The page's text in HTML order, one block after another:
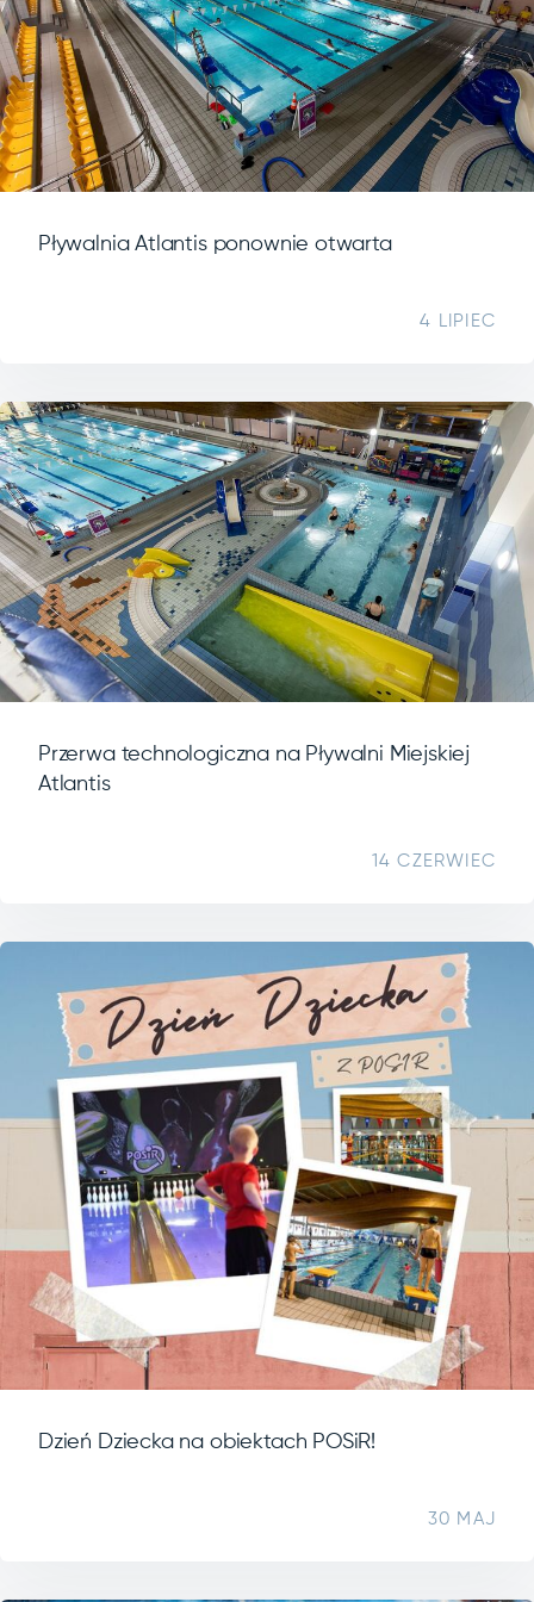
Pływalnia Atlantis ponownie otwarta
4 LIPIEC
Przerwa technologiczna na Pływalni Miejskiej
Atlantis
14 CZERWIEC
Dzień Dziecka na obiektach POSiR!
30 MAJ